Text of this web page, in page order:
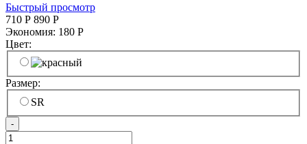
Быстрый просмотр
710 Р 890 Р
Экономия: 180 Р
Цвет:
Размер:
SR
-